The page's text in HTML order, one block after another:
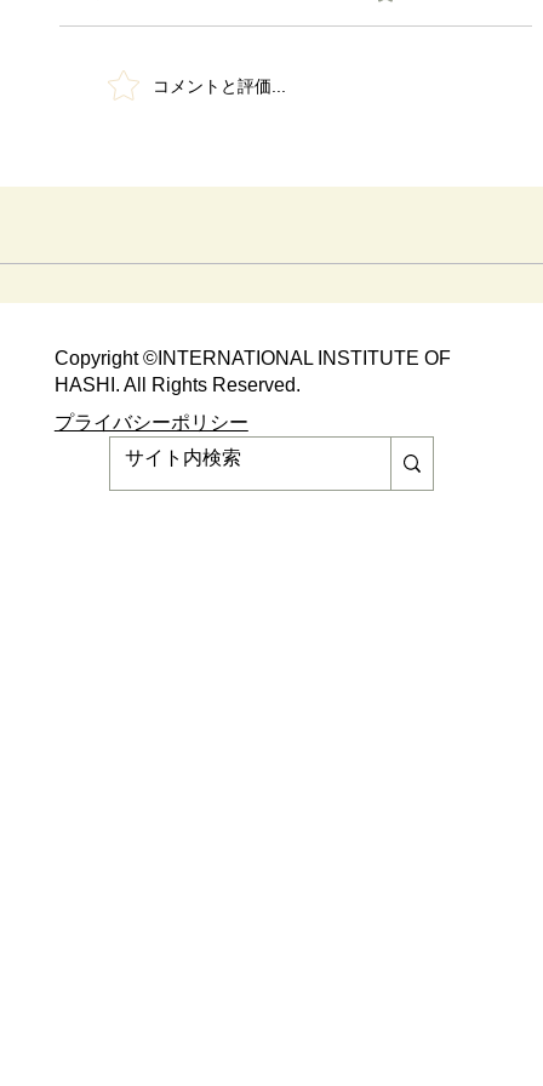
コメントと評価...
Copyright ©​INTERNATIONAL INSTITUTE OF
HASHI. All Rights Reserved.​
​​プライバシーポリシー